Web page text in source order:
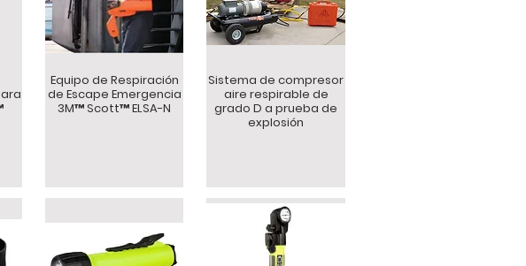
Equipo de Respiración
de Escape Emergencia
3M™ Scott™ ELSA-N
Sistema de compresor
aire respirable de
grado D a prueba de
explosión